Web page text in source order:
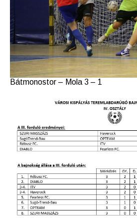
Bátmonostor – Mola 3 – 1